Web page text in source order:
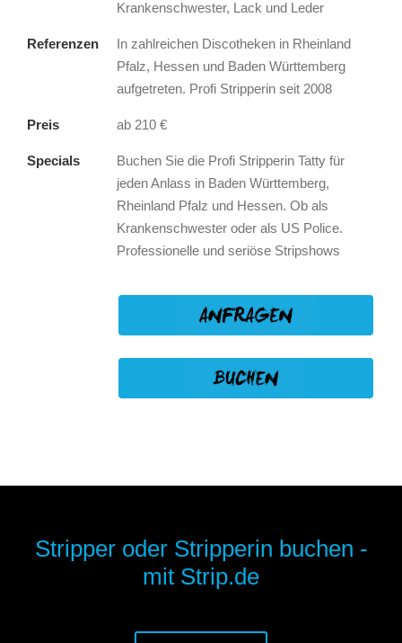
Krankenschwester, Lack und Leder
Referenzen
In zahlreichen Discotheken in Rheinland
Pfalz, Hessen und Baden Württemberg
aufgetreten. Profi Stripperin seit 2008
Preis ab 210 €
Specials
Buchen Sie die Profi Stripperin Tatty für
jeden Anlass in Baden Württemberg,
Rheinland Pfalz und Hessen. Ob als
Krankenschwester oder als US Police.
Professionelle und seriöse Stripshows
Stripper oder Stripperin buchen -
mit Strip.de